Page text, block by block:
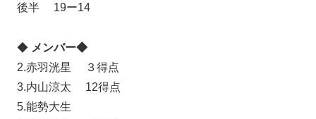
後半 19ー14
◆ メンバー◆
2.赤羽洸星 ３得点
3.内山涼太 12得点
5.能勢大生